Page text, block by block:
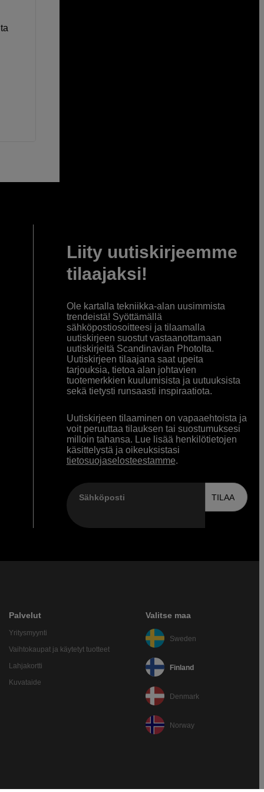
Liity uutiskirjeemme
tilaajaksi!
Ole kartalla tekniikka-alan uusimmista
trendeistä! Syöttämällä
sähköpostiosoitteesi ja tilaamalla
uutiskirjeen suostut vastaanottamaan
uutiskirjeitä Scandinavian Photolta.
Uutiskirjeen tilaajana saat upeita
tarjouksia, tietoa alan johtavien
tuotemerkkien kuulumisista ja uutuuksista
sekä tietysti runsaasti inspiraatiota.
Uutiskirjeen tilaaminen on vapaaehtoista ja
voit peruuttaa tilauksen tai suostumuksesi
milloin tahansa. Lue lisää henkilötietojen
käsittelystä ja oikeuksistasi
tietosuojaselosteestamme.
Sähköposti TILAA
Palvelut
Yritysmyynti
Vaihtokaupat ja käytetyt tuotteet
Lahjakortti
Kuvataide
Valitse maa
Sweden
Finland
Denmark
Norway